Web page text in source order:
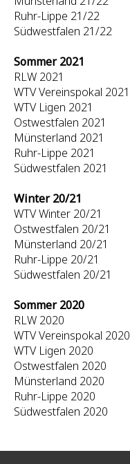
Ruhr-Lippe 21/22
Südwestfalen 21/22
Sommer 2021
RLW 2021
WTV Vereinspokal 2021
WTV Ligen 2021
Ostwestfalen 2021
Münsterland 2021
Ruhr-Lippe 2021
Südwestfalen 2021
Winter 20/21
WTV Winter 20/21
Ostwestfalen 20/21
Münsterland 20/21
Ruhr-Lippe 20/21
Südwestfalen 20/21
Sommer 2020
RLW 2020
WTV Vereinspokal 2020
WTV Ligen 2020
Ostwestfalen 2020
Münsterland 2020
Ruhr-Lippe 2020
Südwestfalen 2020